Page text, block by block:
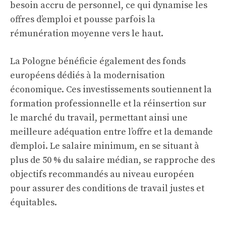
besoin accru de personnel, ce qui dynamise les
offres d’emploi et pousse parfois la
rémunération moyenne vers le haut.
La Pologne bénéficie également des fonds
européens dédiés à la modernisation
économique. Ces investissements soutiennent la
formation professionnelle et la réinsertion sur
le marché du travail, permettant ainsi une
meilleure adéquation entre l’offre et la demande
d’emploi. Le salaire minimum, en se situant à
plus de 50 % du salaire médian, se rapproche des
objectifs recommandés au niveau européen
pour assurer des conditions de travail justes et
équitables.